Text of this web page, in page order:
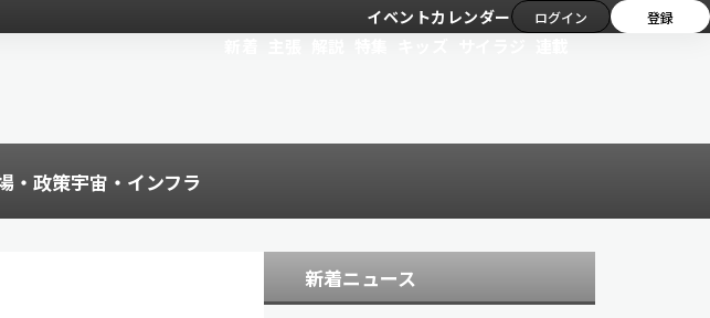
イベントカレンダー ログイン 登録
・政策宇宙・インフラ
新着ニュース